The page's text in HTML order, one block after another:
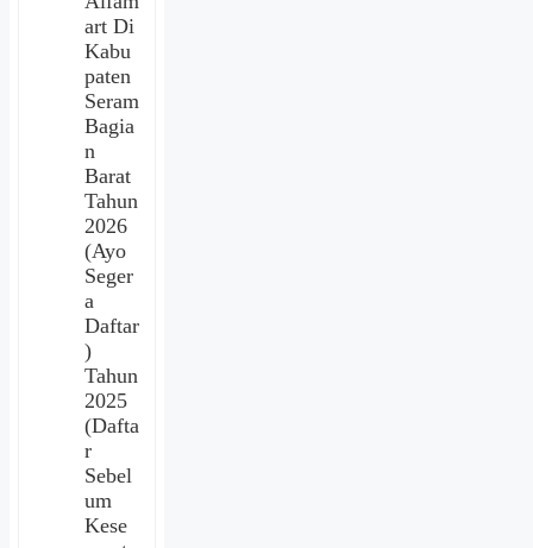
art Di
Kabu
paten
Seram
Bagia
n
Barat
Tahun
2026
(Ayo
Seger
a
Daftar
)
Tahun
2025
(Dafta
r
Sebel
um
Kese